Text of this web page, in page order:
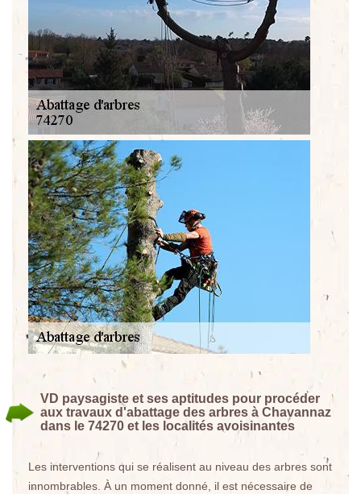
VD paysagiste et ses aptitudes pour procéder
aux travaux d'abattage des arbres à Chavannaz
dans le 74270 et les localités avoisinantes
Les interventions qui se réalisent au niveau des arbres sont
innombrables. À un moment donné, il est nécessaire de